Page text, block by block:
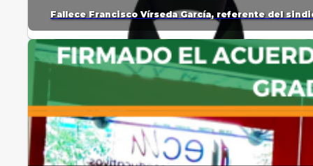
Fallece Francisco Vírseda García, referente del